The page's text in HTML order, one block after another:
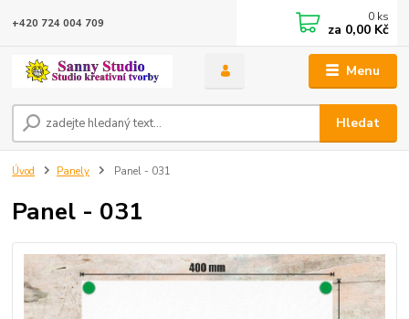
Menu
Hledat
+420 724 004 709 0 ks
za 0,00 Kč
Úvod Panely Panel - 031
Panel - 031